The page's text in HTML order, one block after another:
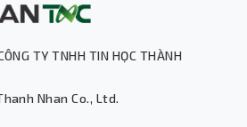
TY TNHH TIN HỌC THÀNH
Nhan Co., Ltd.
Phản hồi tức thì